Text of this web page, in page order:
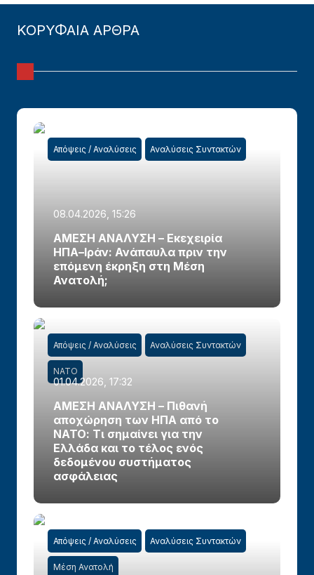
ΚΟΡΥΦΑΙΑ ΑΡΘΡΑ
Απόψεις / Αναλύσεις Αναλύσεις Συντακτών
08.04.2026, 15:26
ΑΜΕΣΗ ΑΝΑΛΥΣΗ – Εκεχειρία
ΗΠΑ–Ιράν: Ανάπαυλα πριν την
επόμενη έκρηξη στη Μέση
Ανατολή;
Απόψεις / Αναλύσεις Αναλύσεις Συντακτών
ΝΑΤΟ
01.04.2026, 17:32
ΑΜΕΣΗ ΑΝΑΛΥΣΗ – Πιθανή
αποχώρηση των ΗΠΑ από το
ΝΑΤΟ: Τι σημαίνει για την
Ελλάδα και το τέλος ενός
δεδομένου συστήματος
ασφάλειας
Απόψεις / Αναλύσεις Αναλύσεις Συντακτών
Μέση Ανατολή